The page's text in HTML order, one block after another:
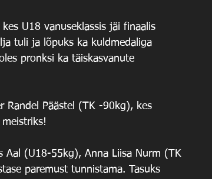
U18 vanuseklassis jäi finaalis
tuli ja lõpuks ka kuldmedaliga
pronksi ka täiskasvanute
Randel Päästel (TK -90kg), kes
Aal (U18-55kg), Anna Liisa Nurm (TK
paremust tunnistama. Tasuks